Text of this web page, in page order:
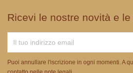
Ricevi le nostre novità e
Puoi annullare l'iscrizione in ogni momenti. A